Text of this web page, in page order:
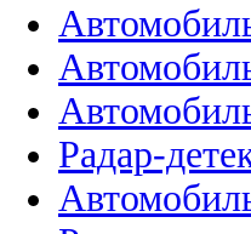
Радар-